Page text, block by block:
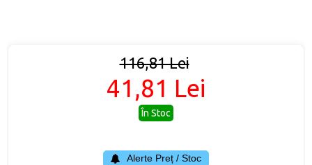
116,81 Lei
41,81 Lei
În Stoc
Alerte Preț / Stoc